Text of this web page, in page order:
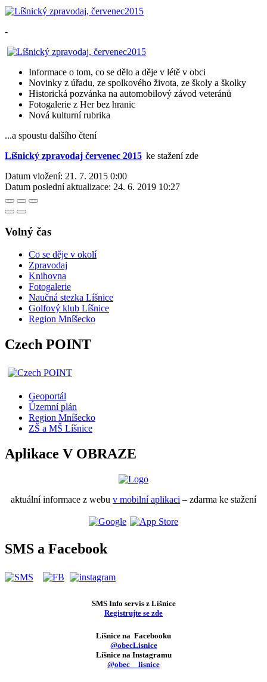
-
Informace o tom, co se dělo a děje v létě v obci
Novinky z úřadu, ze spolkového života, ze školy a školky
Historická pozvánka na automobilový závod veteránů
Fotogalerie z Her bez hranic
Nová kulturní rubrika
...a spoustu dalšího čtení
Líšnický zpravodaj červenec 2015 ke stažení zde
Datum vložení: 21. 7. 2015 0:00
Datum poslední aktualizace: 24. 6. 2019 10:27
Volný čas
Co se děje v okolí
Zpravodaj
Knihovna
Fotogalerie
Naučná stezka Líšnice
Golfový klub Líšnice
Region Mníšecko
Czech POINT
Geoportál
Územní plán
Region Mníšecko
ZŠ a MŠ Líšnice
Aplikace V OBRAZE
aktuální informace z webu v mobilní aplikaci – zdarma ke stažení
SMS a Facebook
SMS Info servis z Líšnice
Registrujte se zde
Líšnice na Facebooku
@obecLisnice
Líšnice na Instagramu
@obec__lisnice